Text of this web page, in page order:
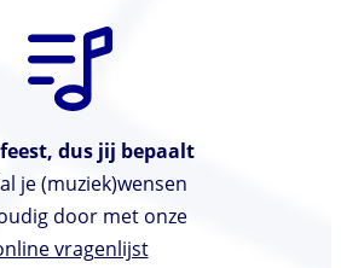
dus jij bepaalt
je (muziek)wensen
door met onze
vragenlijst